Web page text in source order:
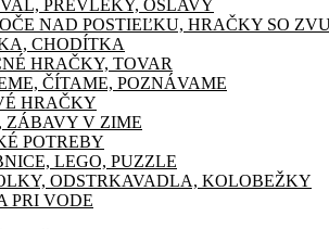
PREVLEKY, OSLAVY
NAD POSTIEĽKU, HRAČKY SO
CHODÍTKA
HRAČKY, TOVAR
ČÍTAME, POZNÁVAME
HRAČKY
ZÁBAVY V ZIME
POTREBY
LEGO, PUZZLE
ODSTRKAVADLA, KOLOBEŽKY
PRI VODE